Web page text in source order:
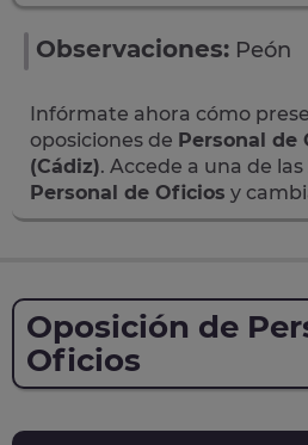
Observaciones: Peón
Infórmate ahora cómo
oposiciones de Personal de
(Cádiz). Accede a una de las
Personal de Oficios y
Oposición de
Oficios